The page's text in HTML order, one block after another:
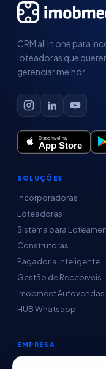
CRM all in one para
loteadoras que
gerenciar melhor.
SOLUÇÕES
Incorporadoras
Loteadoras
Sistema para
Construtoras
Pagadoria inteligente
Gestão de Recebíveis
Imobmeet Autovendas
HUB Whatsapp
EMPRESA